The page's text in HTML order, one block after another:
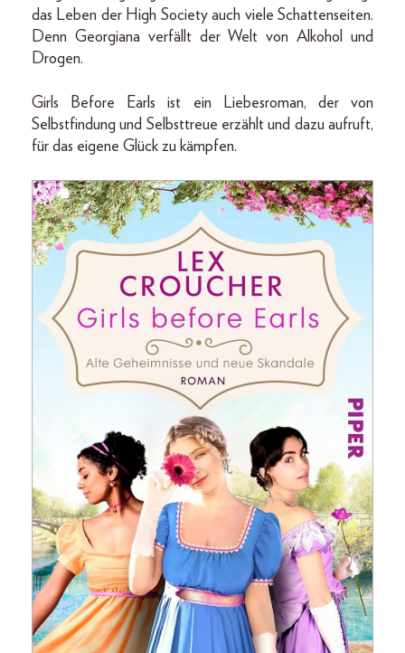
das Leben der High Society auch viele Schattenseiten.
Denn Georgiana verfällt der Welt von Alkohol und
Drogen.
Girls Before Earls ist ein Liebesroman, der von
Selbstfindung und Selbsttreue erzählt und dazu aufruft,
für das eigene Glück zu kämpfen.